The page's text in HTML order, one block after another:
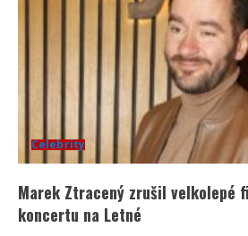
Celebrity
Marek Ztracený zrušil velkolepé
koncertu na Letné